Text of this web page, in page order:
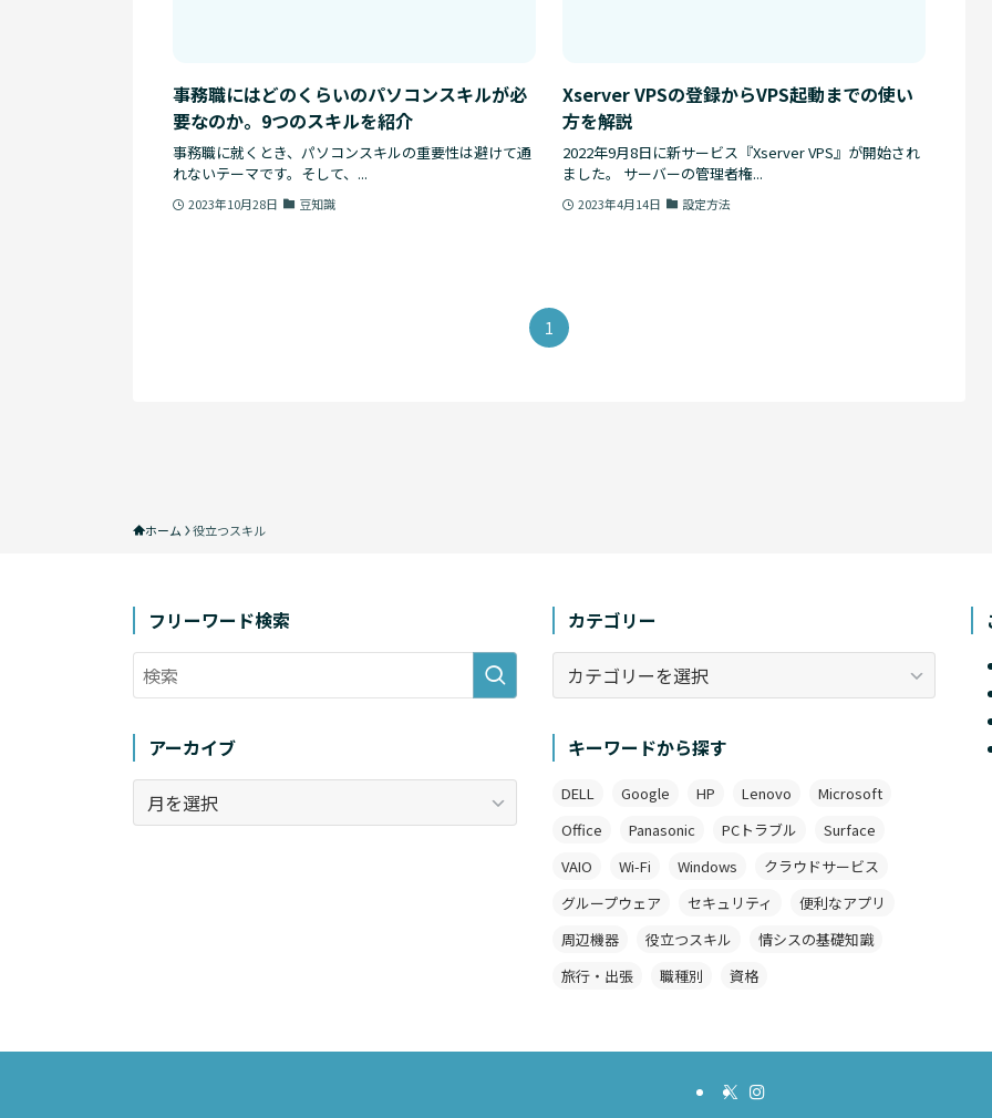
事務職にはどのくらいのパソコンスキルが必
要なのか。9つのスキルを紹介
事務職に就くとき、パソコンスキルの重要性は避けて通
れないテーマです。そして、...
2023年10月28日 豆知識
Xserver VPSの登録からVPS起動までの使い
方を解説
2022年9月8日に新サービス『Xserver VPS』が開始され
ました。 サーバーの管理者権...
2023年4月14日 設定方法
1
ホーム 役立つスキル
フリーワード検索
アーカイブ
ー
カテゴリー
テ
キーワードから探す
DELL Google HP Lenovo
Microsoft
Office
Panasonic PCトラブル
Surface
VAIO
Wi-Fi Windows
クラウドサービス
グループウェア
セキュリティ
便利なアプリ
周辺機器
役立つスキル
情シスの基礎知識
旅行・出張
職種別 資格